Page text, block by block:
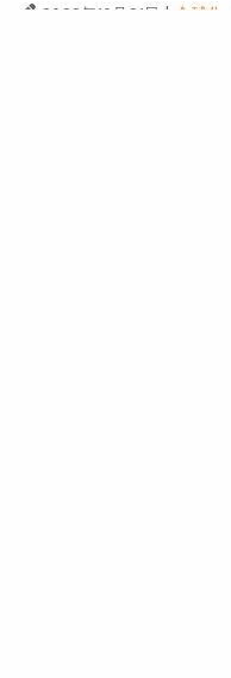
2022年10月21日 | 全球化